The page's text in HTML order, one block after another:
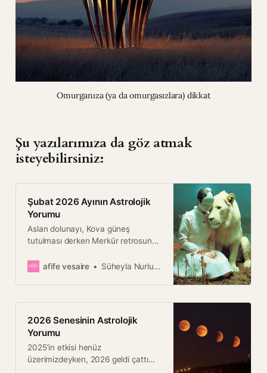
Omurganıza (ya da omurgasızlara) dikkat
Şu yazılarımıza da göz atmak
isteyebilirsiniz:
Şubat 2026 Ayının Astrolojik
Yorumu
Aslan dolunayı, Kova güneş
tutulması derken Merkür retrosunun
sevgili kariyerlerimiz.
afife vesaire Süheyla Nurlu Çılgın
2026 Senesinin Astrolojik
Yorumu
2025’in etkisi henüz
üzerimizdeyken, 2026 geldi çattı